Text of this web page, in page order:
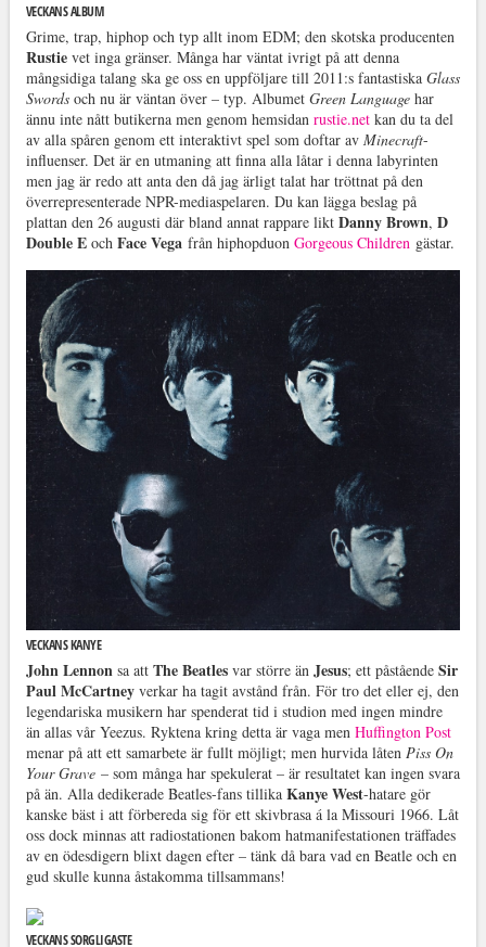
VECKANS ALBUM
Grime, trap, hiphop och typ allt inom EDM; den skotska producenten
Rustievet inga gränser. Många har väntat ivrigt på att denna
mångsidiga talang ska ge oss en uppföljare till 2011:s fantastiska Glass
Swordsoch nu är väntan över – typ. Albumet Green Languagehar
ännu inte nått butikerna men genom hemsidan rustie.netkan du ta del
av alla spåren genom ett interaktivt spel som doftar avMinecraft-
influenser. Det är en utmaning att finna alla låtar i denna labyrinten
men jag är redo att anta den då jag ärligt talat har tröttnat på den
överrepresenterade NPR-mediaspelaren. Du kan lägga beslag på
plattan den 26 augusti där bland annat rappare likt Danny Brown, D
Double Eoch Face Vegafrån hiphopduon Gorgeous Childrengästar.
VECKANS KANYE
John Lennonsa att The Beatlesvar större än Jesus; ett påstående Sir
Paul McCartneyverkar ha tagit avstånd från. För tro det eller ej, den
legendariska musikern har spenderat tid i studion med ingen mindre
än allas vår Yeezus. Ryktena kring detta är vaga men Huffington Post
menar på att ett samarbete är fullt möjligt; men hurvida låten Piss On
Your Grave– som många har spekulerat – är resultatet kan ingen svara
på än. Alla dedikerade Beatles-fans tillika Kanye West-hatare gör
kanske bäst i att förbereda sig för ett skivbrasa á la Missouri 1966. Låt
oss dock minnas att radiostationen bakom hatmanifestationen träffades
av en ödesdigern blixt dagen efter – tänk då bara vad en Beatle och en
gud skulle kunna åstakomma tillsammans!
VECKANS SORGLIGASTE